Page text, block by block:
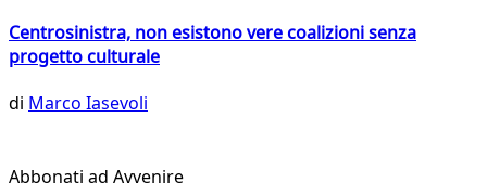
Centrosinistra, non esistono vere coalizioni senza
progetto culturale
di Marco Iasevoli
Abbonati ad Avvenire